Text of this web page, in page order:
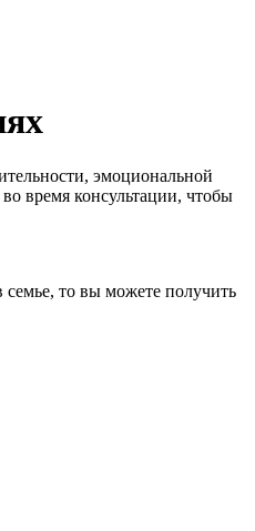
эмоциональной
время консультации, чтобы
то вы можете получить